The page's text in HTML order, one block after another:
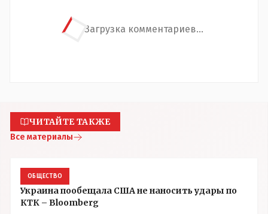
Загрузка комментариев...
ЧИТАЙТЕ ТАКЖЕ
Все материалы
ОБЩЕСТВО
Украина пообещала США не наносить удары по
КТК – Bloomberg